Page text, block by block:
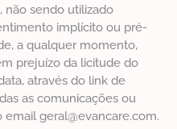
não sendo utilizado
implícito ou pré-
a qualquer momento,
prejuízo da licitude do
através do link de
as comunicações ou
geral@evancare.com.